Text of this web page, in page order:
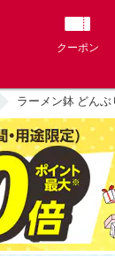
クーポン
ラーメン鉢 どん